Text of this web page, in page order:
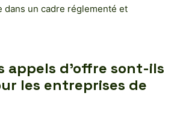
dans un cadre réglementé et
appels d’offre sont-ils
les entreprises de